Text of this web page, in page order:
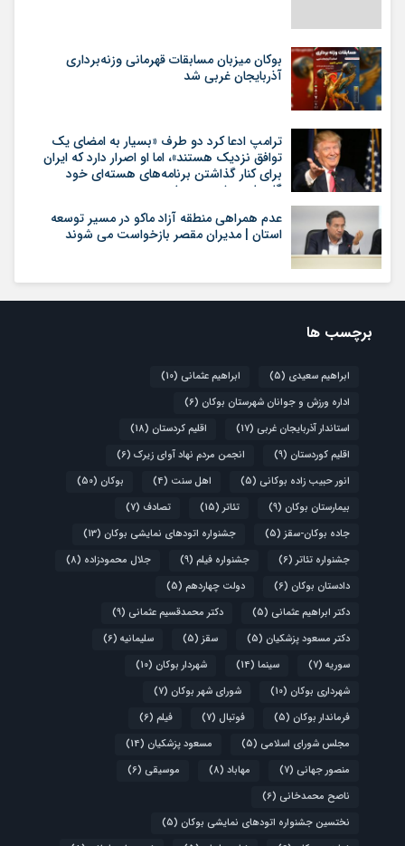
بوکان میزبان مسابقات قهرمانی وزنه‌برداری
آذربایجان غربی شد
ترامپ ادعا کرد دو طرف «بسیار به امضای یک
توافق نزدیک هستند»، اما او اصرار دارد که ایران
برای کنار گذاشتن برنامه‌های هسته‌ای خود
گام‌های بیشتری بردارد
عدم همراهی منطقه آزاد ماکو در مسیر توسعه
استان | مدیران مقصر بازخواست می شوند
برچسب ها
ابراهیم سعیدی (5) ابراهیم عثمانی (10)
اداره ورزش و جوانان شهرستان بوکان (6)
استاندار آذربایجان غربی (17) اقلیم کردستان (18)
اقلیم کوردستان (9) انجمن مردم نهاد آوای زیرک (6)
انور حبیب زاده بوکانی (5) اهل سنت (4) بوکان (50)
بیمارستان بوکان (9) تئاتر (15) تصادف (7)
جاده بوکان-سقز (5) جشنواره اتودهای نمایشی بوکان (13)
جشنواره تئاتر (6) جشنواره فیلم (9) جلال محمودزاده (8)
دادستان بوکان (6) دولت چهاردهم (5)
دکتر ابراهیم عثمانی (5) دکتر محمدقسیم عثمانی (9)
دکتر مسعود پزشکیان (5) سقز (5) سلیمانیه (6)
سوریه (7) سینما (14) شهردار بوکان (10)
شهرداری بوکان (10) شورای شهر بوکان (7)
فرماندار بوکان (5) فوتبال (7) فیلم (6)
مجلس شورای اسلامی (5) مسعود پزشکیان (14)
منصور جهانی (7) مهاباد (8) موسیقی (6)
ناصح محمدخانی (6)
نختسین جشنواره اتودهای نمایشی بوکان (5)